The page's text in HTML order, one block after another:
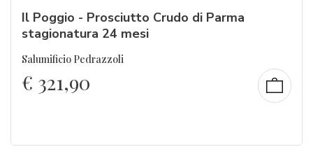
Il Poggio - Prosciutto Crudo di Parma
stagionatura 24 mesi
Salumificio Pedrazzoli
€ 321,90